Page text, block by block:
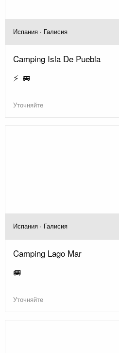
Испания · Галисия
Camping Isla De Puebla
⚡ 🚐
Уточняйте
Испания · Галисия
Camping Lago Mar
🚐
Уточняйте